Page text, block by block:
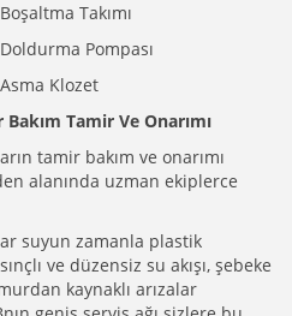
Takımı
Pompası
Klozet
Tamir Ve Onarımı
tamir bakım ve onarımı
alanında uzman ekiplerce
suyun zamanla plastik
ve düzensiz su akışı, şebeke
kaynaklı arızalar